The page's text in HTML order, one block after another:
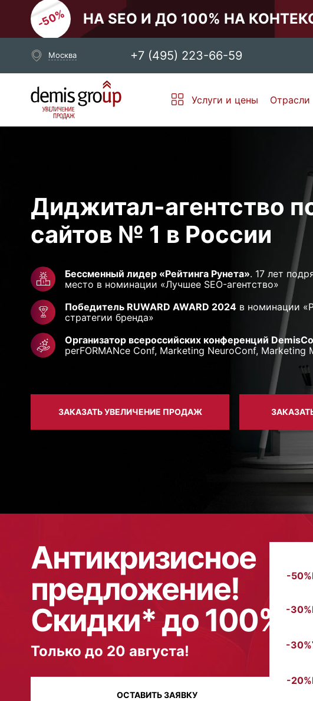
НА SEO И ДО 100% НА
Москва +7 (495) 223-66-59
Выберите свой город
Москва Санкт-Петербург
Услуги и цены Отрасли
Диджитал-агентство
сайтов № 1 в России
Бессменный лидер «Рейтинга Рунета». 17 лет
место в номинации «Лучшее SEO-агентство»
Победитель RUWARD AWARD 2024 в номинации
стратегии бренда»
Организатор всероссийских конференций
perFORMANce Conf, Marketing NeuroConf, Marketing
ЗАКАЗАТЬ УВЕЛИЧЕНИЕ ПРОДАЖ
Антикризисное
предложение!
Скидки* до 100%
Только до 20 августа!
ОСТАВИТЬ ЗАЯВКУ
-50%
-30%
-30%
-20%